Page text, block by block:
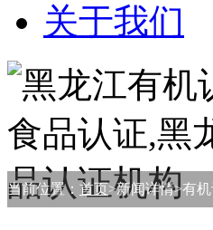
关于我们
当前位置： 首页>新闻详情>有